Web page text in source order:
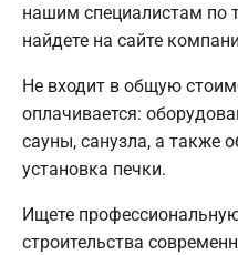
нашим специалистам по
найдете на сайте
Не входит в общую
оплачивается:
сауны, санузла, а также
установка печки.
Ищете
строительства